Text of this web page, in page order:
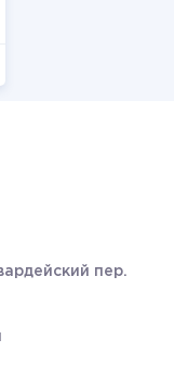
пер.